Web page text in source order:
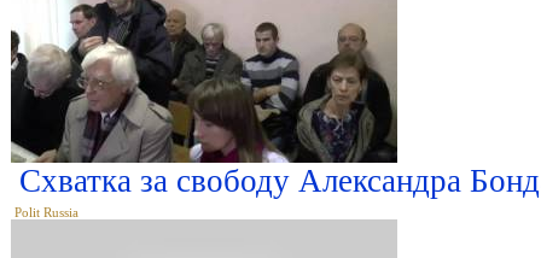
Схватка за свободу Александра
Polit Russia